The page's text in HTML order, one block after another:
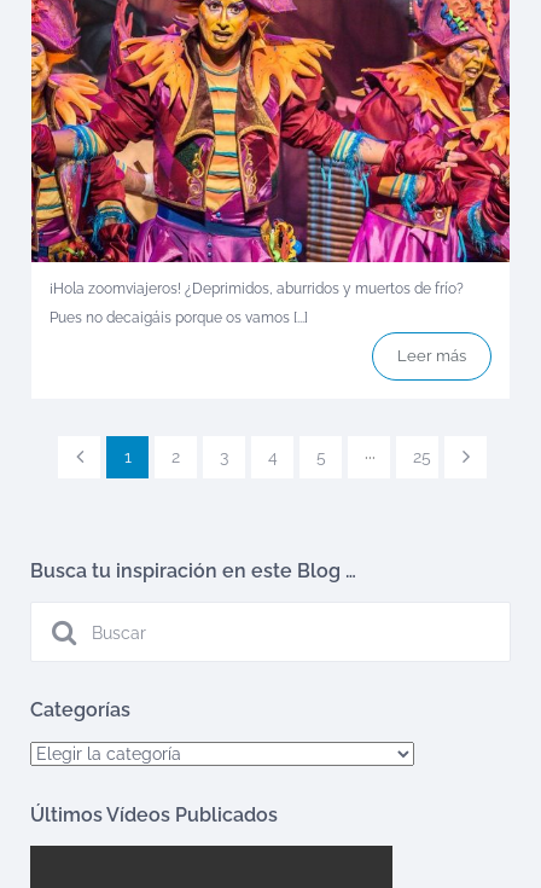
¡Hola zoomviajeros! ¿Deprimidos, aburridos y muertos de frío?
Pues no decaigáis porque os vamos [...]
Leer más
1 2 3 4 5 ··· 25
Busca tu inspiración en este Blog …
Categorías
Categorías
Últimos Vídeos Publicados